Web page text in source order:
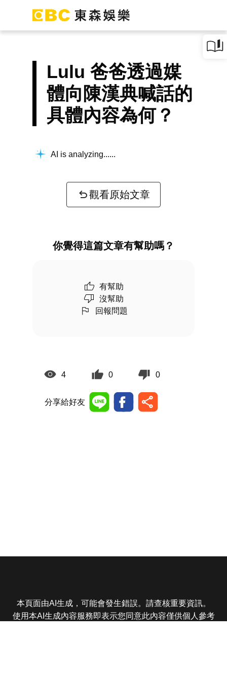
Lulu 爸爸透過媒
體向陳漢典喊話的
具體內容為何？
AI is analyzing...
觀看原始文章
你覺得這篇文章有幫助嗎？
有幫助
沒幫助
回報問題
4 0 0
分享給好友
本頁面由AI生成，可能會發生錯誤。請查核重要資訊。
使用本AI生成內容服務即表示您同意此內容僅供個人參考